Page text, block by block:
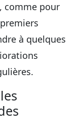
comme pour
à quelques